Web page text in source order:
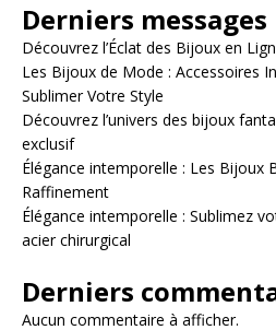
Derniers messages
Découvrez l’Éclat des Bijoux en
Les Bijoux de Mode : Accessoires
Sublimer Votre Style
Découvrez l’univers des bijoux
exclusif
Élégance intemporelle : Les Bijoux
Raffinement
Élégance intemporelle : Sublimez
acier chirurgical
Derniers
Aucun commentaire à afficher.